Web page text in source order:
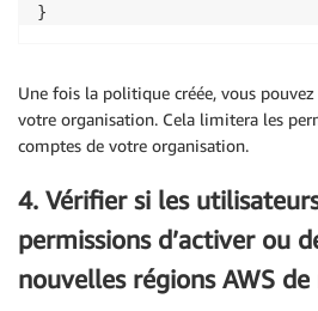
Une fois la politique créée, vous
votre organisation. Cela limitera les
comptes de votre organisation.
4. Vérifier si les
permissions d’activer ou
nouvelles régions AWS